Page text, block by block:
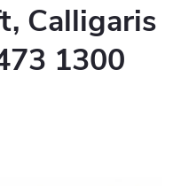
Calligaris
1300